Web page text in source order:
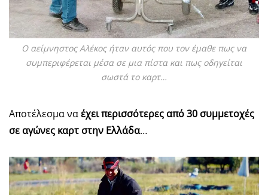
Ο αείμνηστος Αλέκος ήταν αυτός που τον έμαθε πως να
συμπεριφέρεται μέσα σε μια πίστα και πως οδηγείται
σωστά το καρτ…
Αποτέλεσμα ναέχει περισσότερες από 30 συμμετοχές
σε αγώνες καρτ στην Ελλάδα…